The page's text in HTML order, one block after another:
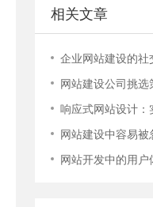
相关文章
企业网站建设的
网站建设公司挑选策略
响应式网站设计：实现
网站建设中容易
网站开发中的用户体验设计